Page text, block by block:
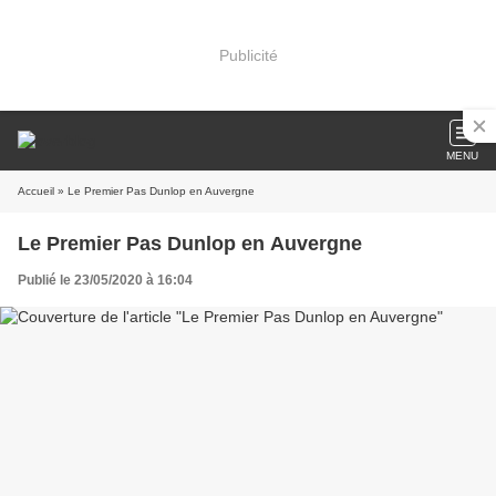
Publicité
MENU
Accueil » Le Premier Pas Dunlop en Auvergne
Le Premier Pas Dunlop en Auvergne
Publié le 23/05/2020 à 16:04